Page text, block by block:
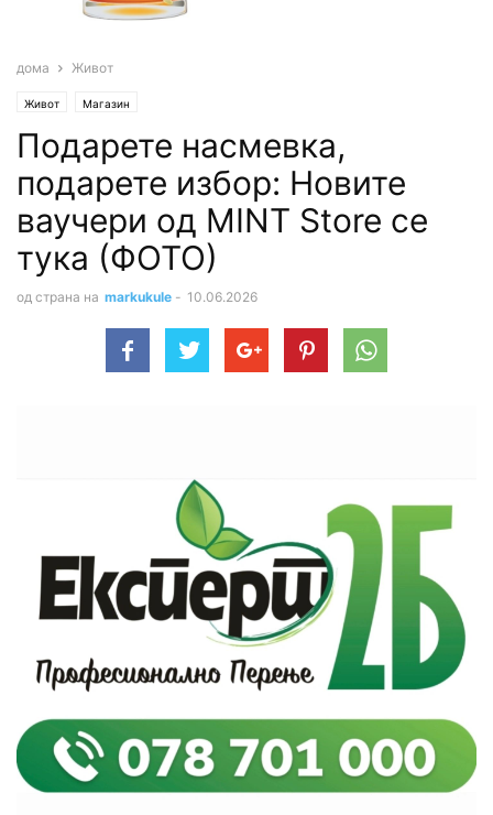
дома Живот
Живот Магазин
Подарете насмевка,
подарете избор: Новите
ваучери од MINT Store се
тука (ФОТО)
од страна на markukule - 10.06.2026